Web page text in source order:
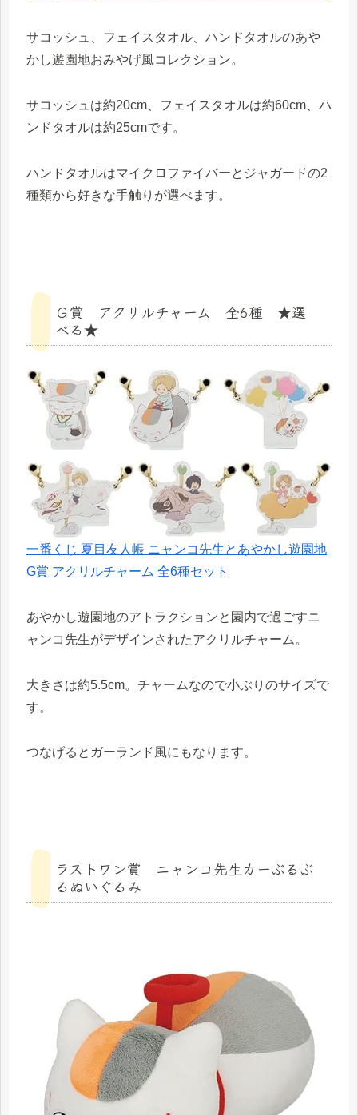
サコッシュ、フェイスタオル、ハンドタオルのあや
かし遊園地おみやげ風コレクション。
サコッシュは約20cm、フェイスタオルは約60cm、ハ
ンドタオルは約25cmです。
ハンドタオルはマイクロファイバーとジャガードの2
種類から好きな手触りが選べます。
Ｇ賞 アクリルチャーム 全6種 ★選
べる★
一番くじ 夏目友人帳 ニャンコ先生とあやかし遊園地
G賞 アクリルチャーム 全6種セット
あやかし遊園地のアトラクションと園内で過ごすニ
ャンコ先生がデザインされたアクリルチャーム。
大きさは約5.5cm。チャームなので小ぶりのサイズで
す。
つなげるとガーランド風にもなります。
ラストワン賞 ニャンコ先生カーぶるぶ
るぬいぐるみ